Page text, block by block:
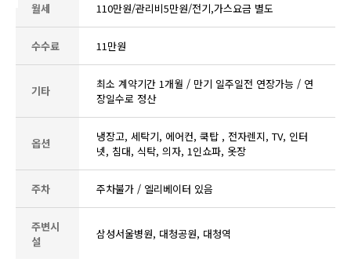
월세 110만원/관리비5만원/전기,가스요금 별도
수수료 11만원
기타
최소 계약기간 1개월 / 만기 일주일전 연장가능 / 연
장일수로 정산
옵션
냉장고, 세탁기, 에어컨, 쿡탑 , 전자렌지, TV, 인터
넷, 침대, 식탁, 의자, 1인쇼파, 옷장
주차 주차불가 / 엘리베이터 있음
주변시
설
삼성서울병원, 대청공원, 대청역